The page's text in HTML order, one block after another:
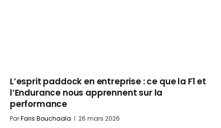
L’esprit paddock en entreprise : ce que la F1 et
l’Endurance nous apprennent sur la
performance
ParFaris Bouchaala 26 mars 2026